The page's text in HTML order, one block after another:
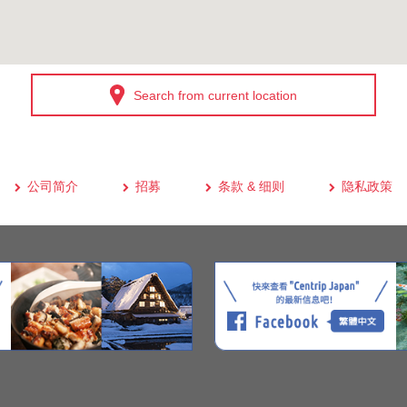
Search from current location
公司简介 招募 条款 & 细则 隐私政策